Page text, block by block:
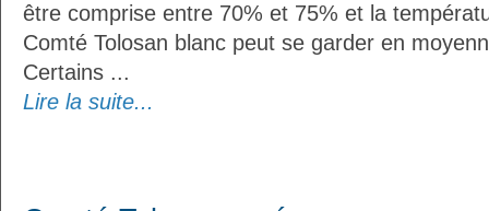
être comprise entre 70% et 75% et la
Comté Tolosan blanc peut se garder en
Certains ...
Lire la suite...